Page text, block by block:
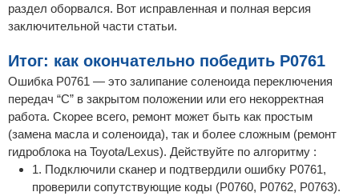
раздел оборвался. Вот исправленная и полная версия
заключительной части статьи.
Итог: как окончательно победить P0761
Ошибка P0761 — это залипание соленоида переключения
передач “C” в закрытом положении или его некорректная
работа. Скорее всего, ремонт может быть как простым
(замена масла и соленоида), так и более сложным (ремонт
гидроблока на Toyota/Lexus). Действуйте по алгоритму :
1. Подключили сканер и подтвердили ошибку P0761,
проверили сопутствующие коды (P0760, P0762, P0763).